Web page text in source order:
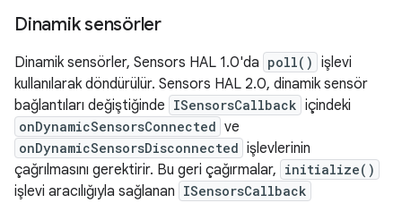
Dinamik sensörler
Dinamik sensörler, Sensors HAL 1.0'da poll() işlevi
kullanılarak döndürülür. Sensors HAL 2.0, dinamik sensör
bağlantıları değiştiğinde ISensorsCallback içindeki
onDynamicSensorsConnected ve
onDynamicSensorsDisconnected işlevlerinin
çağrılmasını gerektirir. Bu geri çağırmalar, initialize()
işlevi aracılığıyla sağlanan ISensorsCallback